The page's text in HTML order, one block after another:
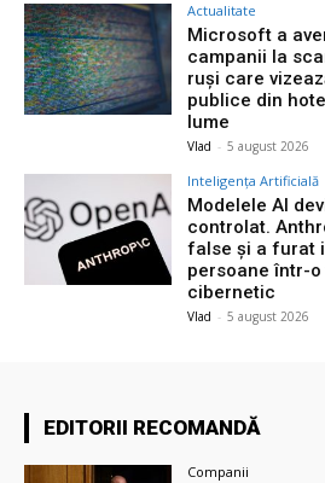
Actualitate
Microsoft a
campanii la
ruși care
publice din
lume
Vlad - 5 august 2026
Inteligența Artificială
Modelele AI
controlat.
false și a furat
persoane într-
cibernetic
Vlad - 5 august 2026
EDITORII RECOMANDĂ
Companii